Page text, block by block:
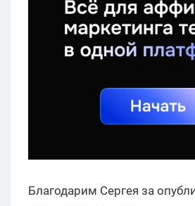
Благодарим Сергея за